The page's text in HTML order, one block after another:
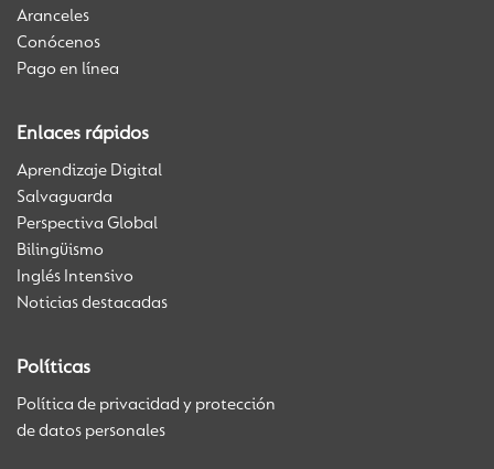
Aranceles
Conócenos
Pago en línea
Enlaces rápidos
Aprendizaje Digital
Salvaguarda
Perspectiva Global
Bilingüismo
Inglés Intensivo
Noticias destacadas
Políticas
Política de privacidad y protección
de datos personales